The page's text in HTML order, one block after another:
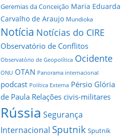
Geremias da Conceição Maria Eduarda
Carvalho de Araujo Mundioka
Notícia Notícias do CIRE
Observatório de Conflitos
Observatório de Geopolítica Ocidente
ONU OTAN Panorama internacional
podcast Política Externa Pérsio Glória
de Paula Relações civis-militares
Rússia Segurança
Internacional Sputnik Sputnik